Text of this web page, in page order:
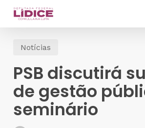
Skip
contentNotícias
PSB discutirá
de gestão
seminário